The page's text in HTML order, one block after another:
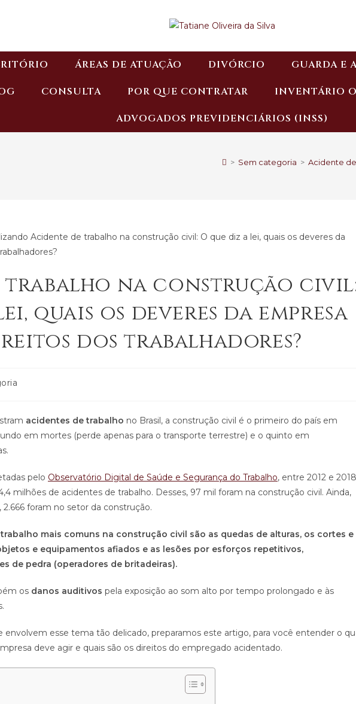
ÁREAS DE ATUAÇÃO DIVÓRCIO GUARDA E
CONSULTA POR QUE CONTRATAR INVENTÁRIO
ADVOGADOS PREVIDENCIÁRIOS (INSS)
> Sem categoria > Acidente
trabalho na construção
quais os deveres da empresa
dos trabalhadores?
acidentes de trabalho no Brasil, a construção civil é o primeiro do país em
em mortes (perde apenas para o transporte terrestre) e o quinto em
pelo Observatório Digital de Saúde e Segurança do Trabalho, entre 2012 e
milhões de acidentes de trabalho. Desses, 97 mil foram na construção civil. Ainda,
foram no setor da construção.
mais comuns na construção civil são as quedas de alturas, os cortes e
e equipamentos afiados e as lesões por esforços repetitivos,
de pedra (operadores de britadeiras).
os danos auditivos pela exposição ao som alto por tempo prolongado e às
envolvem esse tema tão delicado, preparamos este artigo, para você entender o
deve agir e quais são os direitos do empregado acidentado.